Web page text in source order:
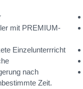
mit PREMIUM-
Einzelunterrricht
nach
Zeit.